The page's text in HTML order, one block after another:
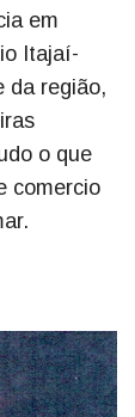
em
Itajaí-
da região,
o que
comercio